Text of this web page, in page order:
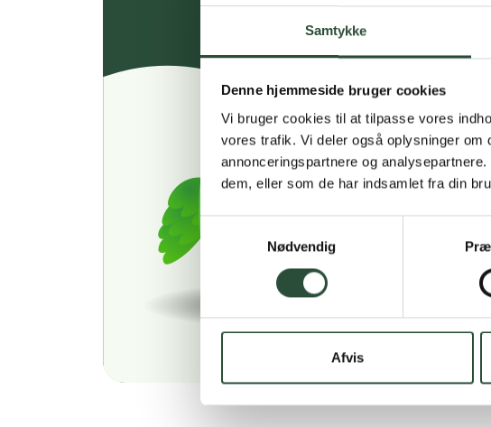
Samtykke
Denne hjemmeside bruger cookies
Vi bruger cookies til at tilpasse vores
vores trafik. Vi deler også oplysninger om
annonceringspartnere og
dem, eller som de har indsamlet fra din
Nødvendig
Afvis